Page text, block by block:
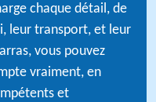
chaque détail, de
leur transport, et leur
vous pouvez
vraiment, en
et